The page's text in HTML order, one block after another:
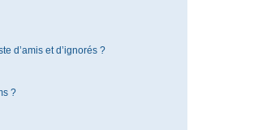
d’amis et d’ignorés ?
?